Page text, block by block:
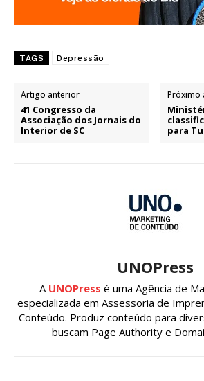
TAGS Depressão
Artigo anterior
41 Congresso da
Associação dos Jornais do
Interior de SC
Próximo
para
UNOPress
A UNOPress é uma Agência de
especializada em Assessoria de
Conteúdo. Produz conteúdo para
buscam Page Authority e